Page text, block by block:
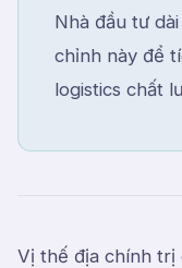
Nhà đầu tư
chỉnh này để
logistics chất
Vị thế địa chính trị